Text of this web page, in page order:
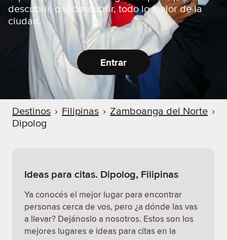
descubrir, o redescubrir, todo lo mejor de la
ciudad.
Entrar
Destinos › Filipinas › Zamboanga del Norte ›
Dipolog
Ideas para citas. Dipolog, Filipinas
Ya conocés el mejor lugar para encontrar
personas cerca de vos, pero ¿a dónde las vas
a llevar? Dejánoslo a nosotros. Estos son los
mejores lugares e ideas para citas en la